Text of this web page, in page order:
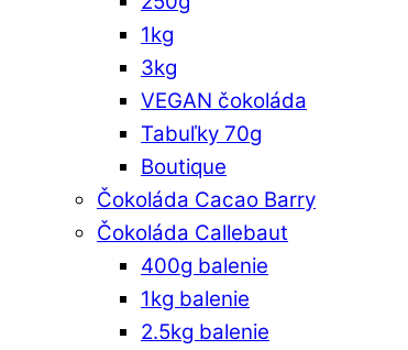
1kg
3kg
VEGAN čokoláda
Tabuľky 70g
Boutique
Čokoláda Cacao Barry
Čokoláda Callebaut
400g balenie
1kg balenie
2.5kg balenie